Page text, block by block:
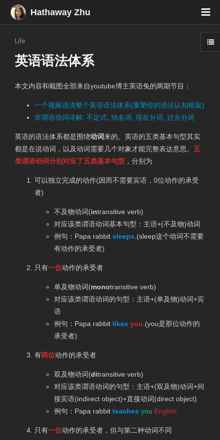
Hathaway Zhu
Life
英语语法体系
本文内容和截图全部来自youtube博主英语兔的两期节目：
一个视频说清整个英语语法体系(重塑你的语法认知框架)
非谓语动词详解: 不定式, 动名词, 现在分词, 过去分词
英语的语法体系都是围绕动词来的。英语的五类基本句型其实
都是在说动词，以及动词需要几个对象才能完整表达意思。 五
类谓语动词分别对应了五类基本句型 ，分别为
可以独立完成的动作(因而不需要宾语，0位动作的承受
者)
不及物动词(intransitive verb)
对应该类谓语动词基本句型：主语+(不及物)动词
例句：Papa rabbit sleeps .(sleep这个动词不需要
有动作的承受者)
只有一位动作的承受者
单及物动词(monotransitive verb)
对应该类谓语动词的句型：主语+(单及物)动词+宾
语
例句：Papa rabbit likes you .(you是那位动作的
承受者)
有两位动作的承受者
双及物动词(ditransitive verb)
对应该类谓语动词的句型：主语+(双及物)动词+间
接宾语(indirect object)+直接动词(direct object)
例句：Papa rabbit teaches you English
只有一位动作的承受者，但与第二种动词不同